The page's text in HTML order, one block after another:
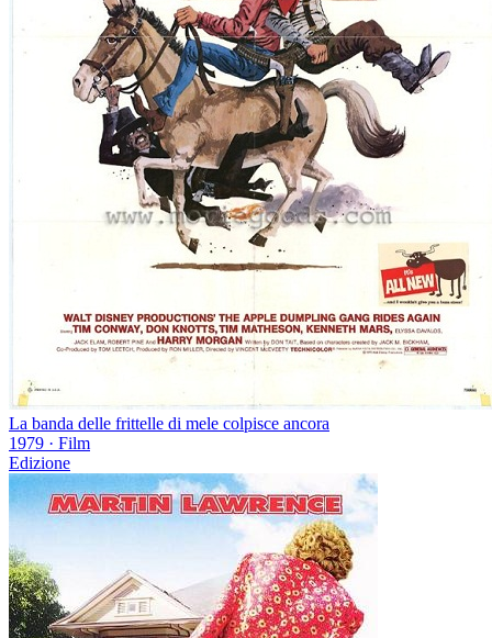
La banda delle frittelle di mele colpisce ancora
1979 · Film
Edizione